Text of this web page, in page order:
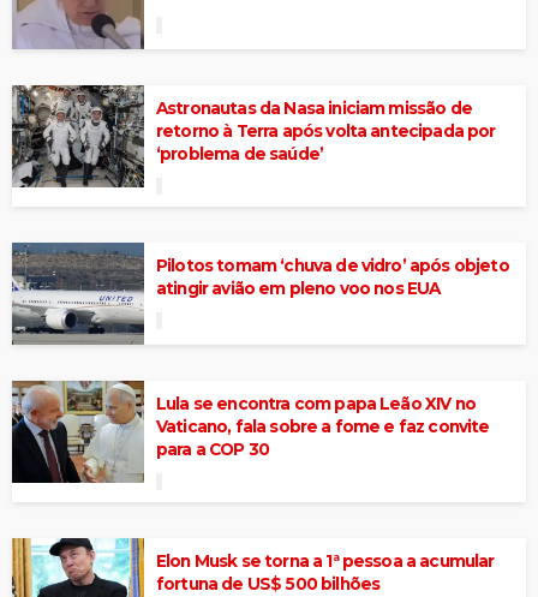
Astronautas da Nasa iniciam missão de
retorno à Terra após volta antecipada por
‘problema de saúde’
Pilotos tomam ‘chuva de vidro’ após objeto
atingir avião em pleno voo nos EUA
Lula se encontra com papa Leão XIV no
Vaticano, fala sobre a fome e faz convite
para a COP 30
Elon Musk se torna a 1ª pessoa a acumular
fortuna de US$ 500 bilhões